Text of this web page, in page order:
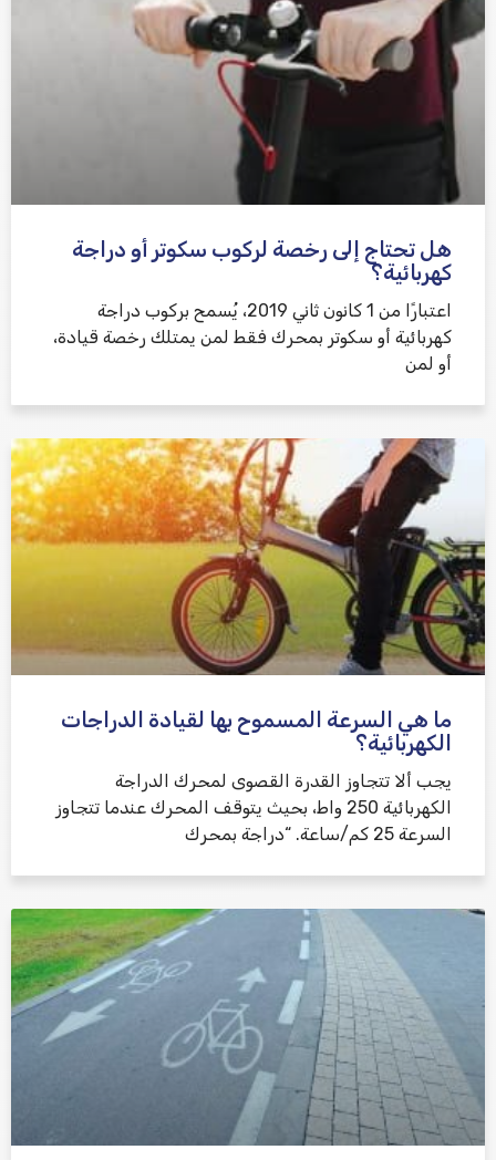
هل تحتاج إلى رخصة لركوب سكوتر أو دراجة
كهربائية؟
اعتبارًا من 1 كانون ثاني 2019، يُسمح بركوب دراجة
كهربائية أو سكوتر بمحرك فقط لمن يمتلك رخصة قيادة،
أو لمن
ما هي السرعة المسموح بها لقيادة الدراجات
الكهربائية؟
يجب ألا تتجاوز القدرة القصوى لمحرك الدراجة
الكهربائية 250 واط، بحيث يتوقف المحرك عندما تتجاوز
السرعة 25 كم/ساعة. “دراجة بمحرك